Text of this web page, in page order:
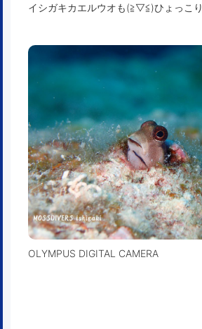
イシガキカエルウオも(≧▽≦)ひょっこり
OLYMPUS DIGITAL CAMERA